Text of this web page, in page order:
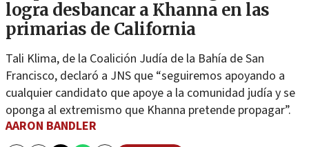
logra desbancar a Khanna en las
primarias de California
Tali Klima, de la Coalición Judía de la Bahía de San
Francisco, declaró a JNS que “seguiremos apoyando a
cualquier candidato que apoye a la comunidad judía y se
oponga al extremismo que Khanna pretende propagar”.
AARON BANDLER